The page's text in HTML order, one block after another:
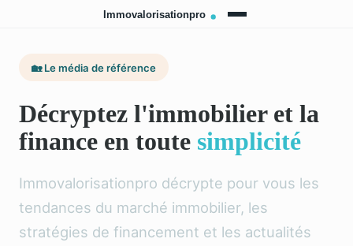
🏡 Le média de référence
Décryptez l'immobilier et la
finance en toute simplicité
Immovalorisationpro décrypte pour vous les
tendances du marché immobilier, les
stratégies de financement et les actualités